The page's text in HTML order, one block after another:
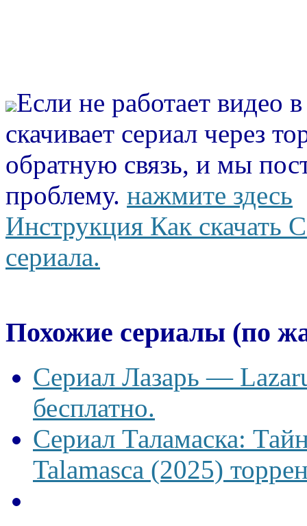
Если не работает видео
скачивает сериал через
обратную связь, и мы
проблему. нажмите здесь
Инструкция Как скачать
сериала.
Похожие сериалы (по
Сериал Лазарь —
бесплатно.
Сериал Таламаска:
Talamasca (2025)